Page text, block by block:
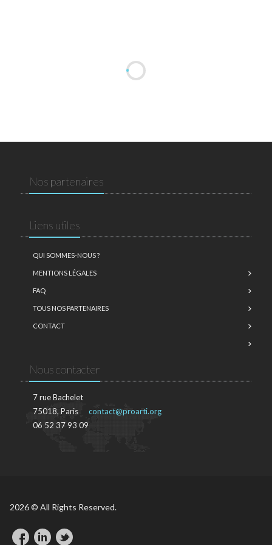
Nos partenaires
Liens utiles
QUI SOMMES-NOUS ?
MENTIONS LÉGALES
FAQ
TOUS NOS PARTENAIRES
CONTACT
Nous contacter
7 rue Bachelet
75018, Paris
06 52 37 93 09
contact@proarti.org
2026 © All Rights Reserved.